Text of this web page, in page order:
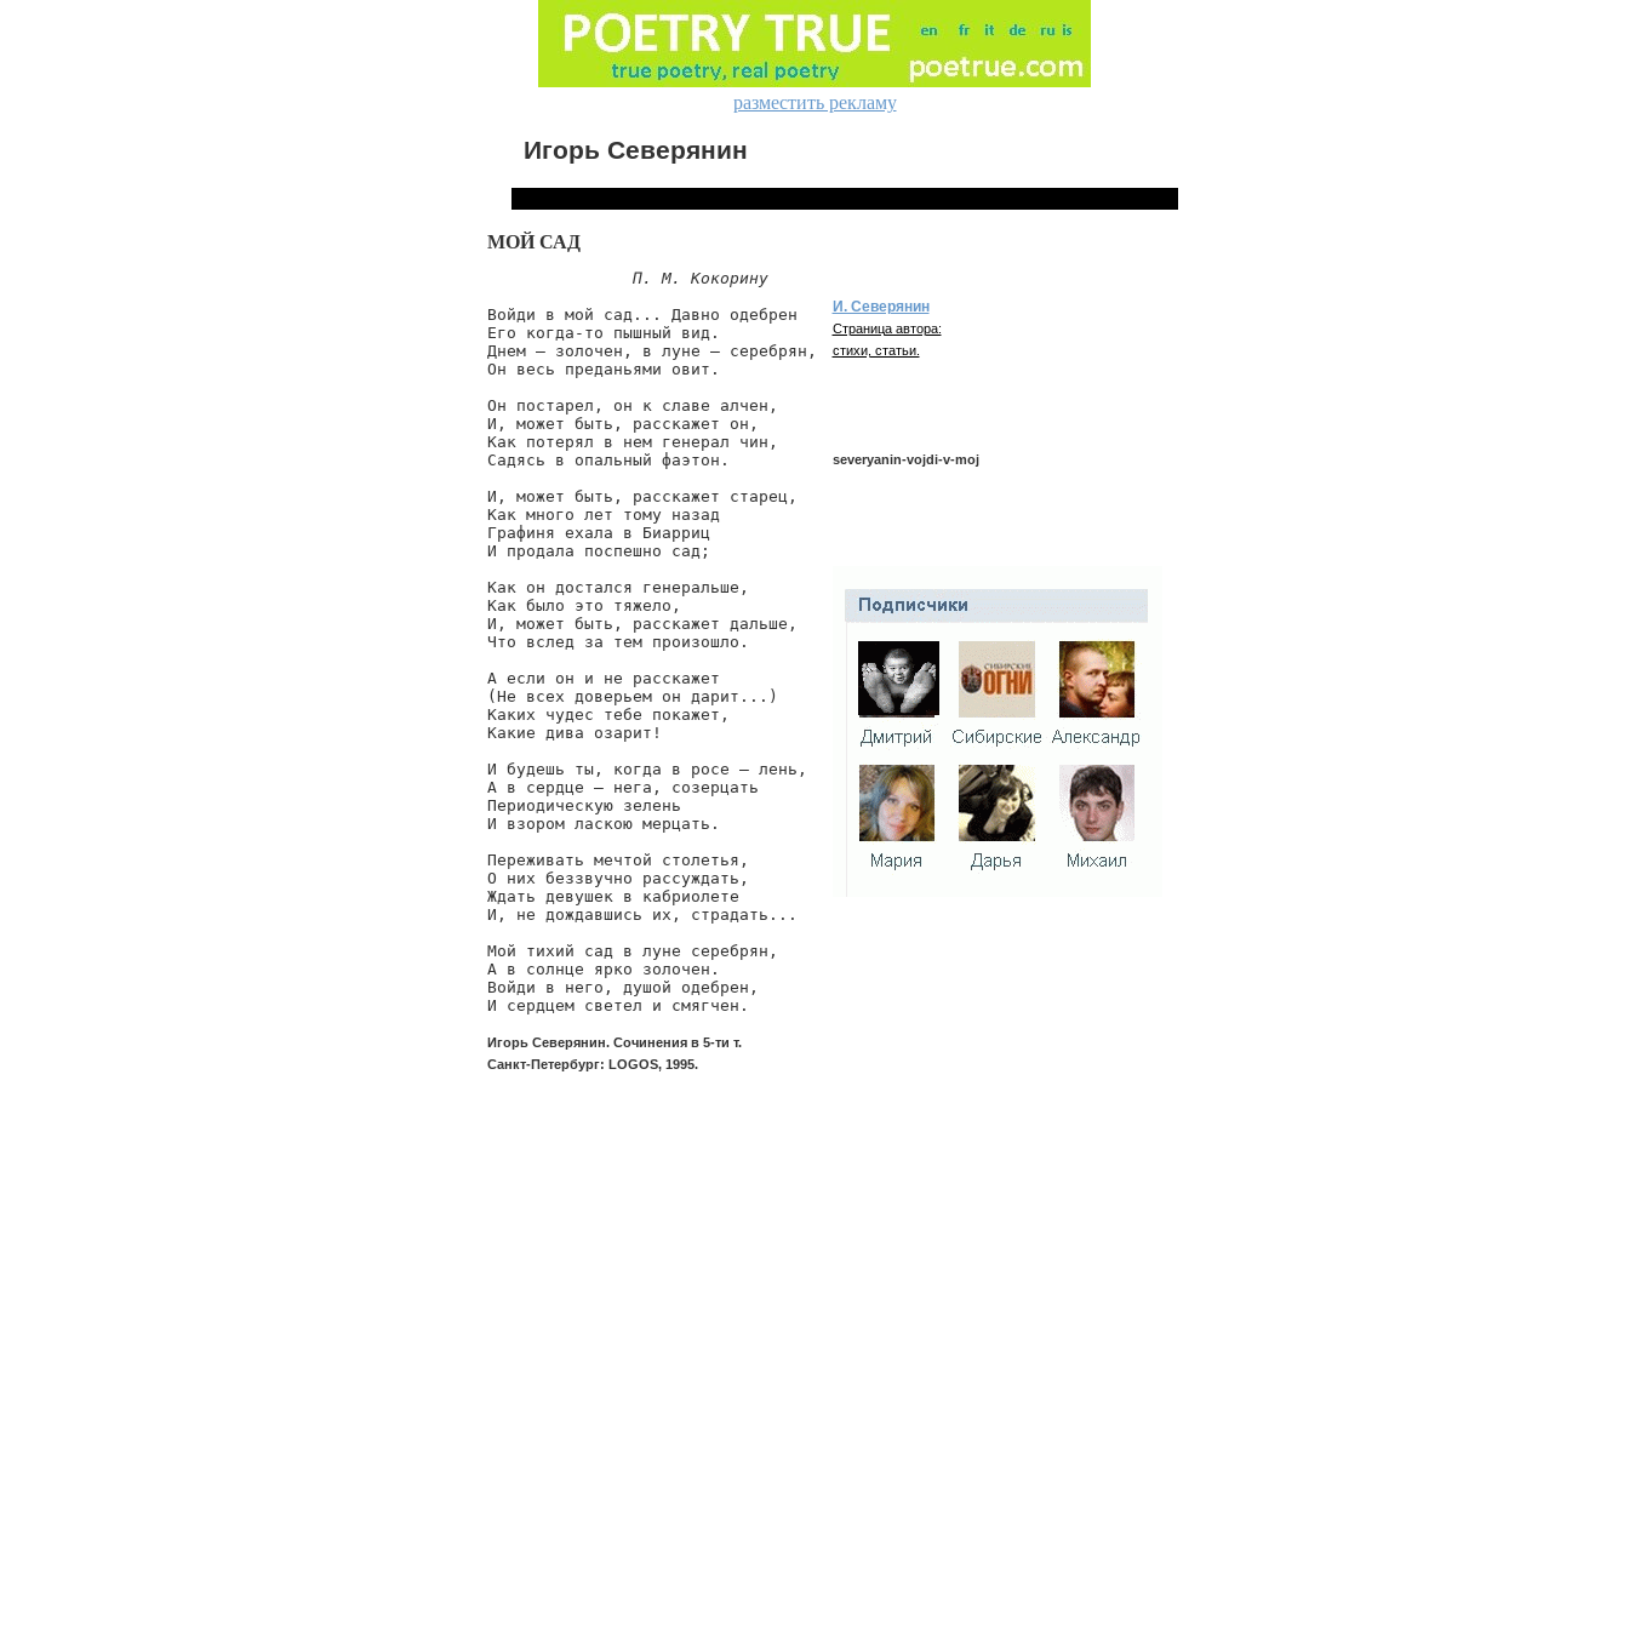
разместить рекламу
Игорь Северянин
МОЙ САД
П. М. Кокорину
Войди в мой сад... Давно одебрен
Его когда-то пышный вид.
Днем — золочен, в луне — серебрян,
Он весь преданьями овит.
Он постарел, он к славе алчен,
И, может быть, расскажет он,
Как потерял в нем генерал чин,
Садясь в опальный фаэтон.
И, может быть, расскажет старец,
Как много лет тому назад
Графиня ехала в Биарриц
И продала поспешно сад;
Как он достался генеральше,
Как было это тяжело,
И, может быть, расскажет дальше,
Что вслед за тем произошло.
А если он и не расскажет
(Не всех доверьем он дарит...)
Каких чудес тебе покажет,
Какие дива озарит!
И будешь ты, когда в росе — лень,
А в сердце — нега, созерцать
Периодическую зелень
И взором ласкою мерцать.
Переживать мечтой столетья,
О них беззвучно рассуждать,
Ждать девушек в кабриолете
И, не дождавшись их, страдать...
Мой тихий сад в луне серебрян,
А в солнце ярко золочен.
Войди в него, душой одебрен,
И сердцем светел и смягчен.
Игорь Северянин. Сочинения в 5-ти т.
Санкт-Петербург: LOGOS, 1995.
И. Северянин
Страница автора:
стихи, статьи.
severyanin-vojdi-v-moj